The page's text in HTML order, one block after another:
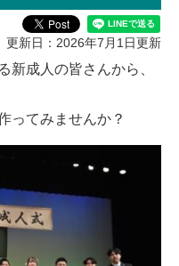
更新日：2026年7月1日更新
成人の皆さんから、
ってみませんか？